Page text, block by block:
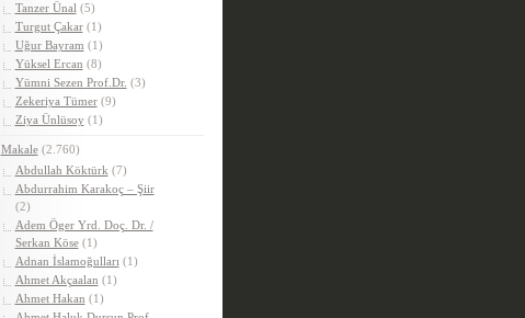
Tanzer Ünal (5)
Turgut Çakar(1)
Uğur Bayram (1)
Yüksel Ercan (8)
Yümni Sezen Prof.Dr. (3)
Zekeriya Tümer(9)
Ziya Ünlüsoy(1)
Makale(2.760)
Abdullah Köktürk (7)
Abdurrahim Karakoç – Şiir
(2)
Adem Öger Yrd. Doç. Dr. /
Serkan Köse(1)
Adnan İslamoğulları (1)
Ahmet Akçaalan (1)
Ahmet Hakan (1)